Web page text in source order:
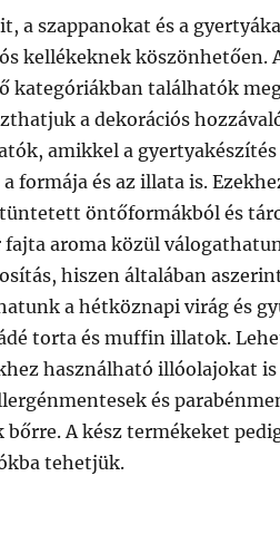
a szappanokat és a
kellékeknek köszönhetően.
kategóriákban találhatók
a dekorációs
amikkel a
formája és az illata is.
öntőformákból és
aroma közül
hiszen általában
a hétköznapi virág és
torta és muffin illatok.
használható illóolajokat
és
A kész termékeket
tehetjük.